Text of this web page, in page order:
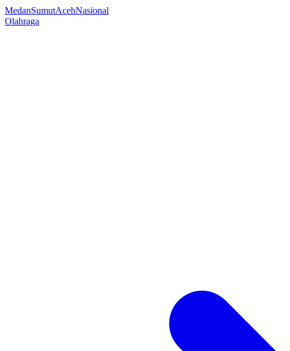
MedanSumutAcehNasional
Olahraga